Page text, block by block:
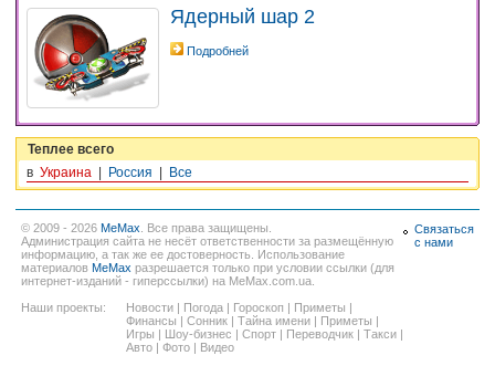
Ядерный шар 2
Подробней
Теплее всего
в Украина Россия Все
© 2009 - 2026 MeMax . Все права защищены.
Администрация сайта не несёт ответственности за размещённую
информацию, а так же ее достоверность. Использование
материалов MeMax разрешается только при условии ссылки (для
интернет-изданий - гиперссылки) на MeMax.com.ua.
Наши проекты:
Новости | Погода | Гороскоп | Приметы |
Финансы | Сонник | Тайна имени | Приметы |
Игры | Шоу-бизнес | Спорт | Переводчик | Такси |
Авто | Фото | Видео
Связаться
с нами